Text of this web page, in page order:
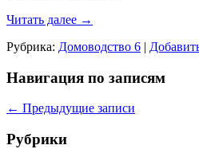
Читать далее →
Рубрика: Домоводство 6 |
Навигация по записям
← Предыдущие записи
Рубрики